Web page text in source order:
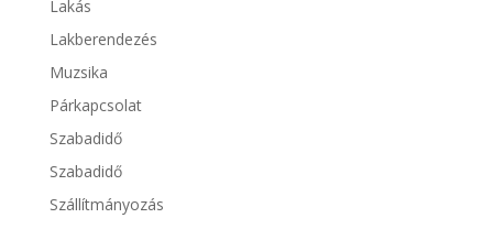
Lakás
Lakberendezés
Muzsika
Párkapcsolat
Szabadidő
Szabadidő
Szállítmányozás